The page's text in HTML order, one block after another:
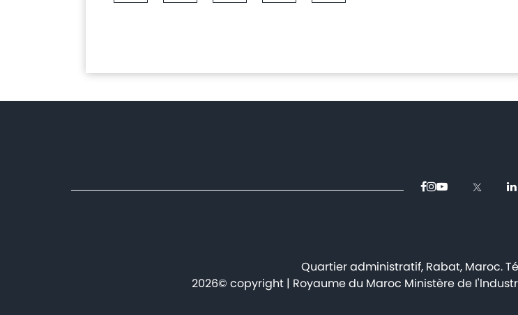
Quartier administratif, Rabat, Maroc.
2026© copyright | Royaume du Maroc Ministère de